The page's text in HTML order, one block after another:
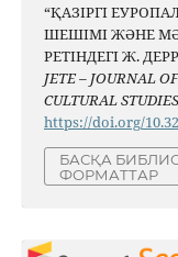
“ҚАЗІРГІ
ШЕШІМІ ЖӘНЕ
РЕТІНДЕГІ Ж.
JETE – JОURNAL
CULTURAL STUDIES
https://doi.org/
БАСҚА
ФОРМАТТАР